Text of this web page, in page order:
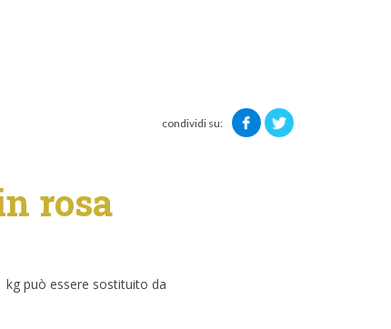
condividi su:
rosa
può essere sostituito da